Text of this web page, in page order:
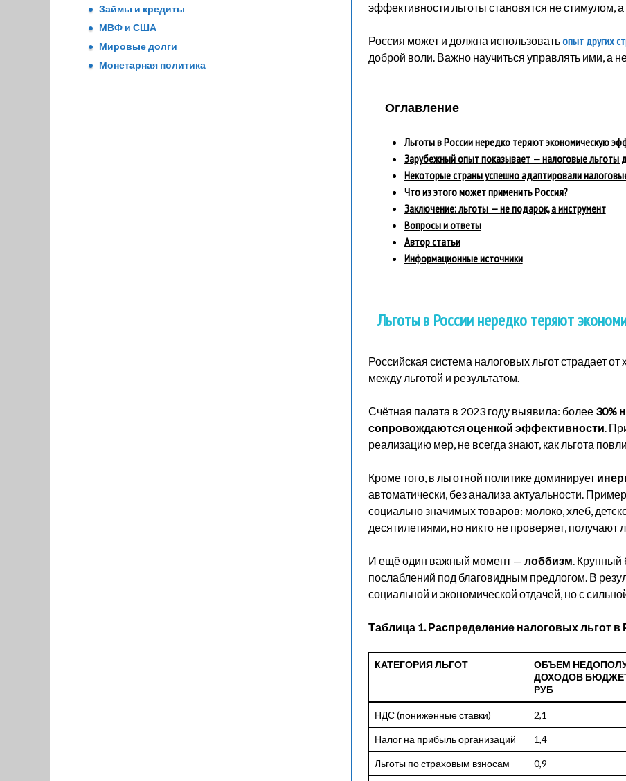
эффективности льготы становятся не стимулом, а
Россия может и должна использоватьопыт других
доброй воли. Важно научиться управлять ими, а
Оглавление
Льготы в России нередко теряют экономическую
Зарубежный опыт показывает — налоговые льготы
Некоторые страны успешно адаптировали
Что из этого может применить Россия?
Заключение: льготы — не подарок, а инструмент
Вопросы и ответы
Автор статьи
Информационные источники
Льготы в России нередко теряют
Российская система налоговых льгот страдает
между льготой и результатом.
Счётная палата в 2023 году выявила: более 30%
сопровождаются оценкой эффективности.
реализацию мер, не всегда знают, как льгота
Кроме того, в льготной политике доминирует
автоматически, без анализа актуальности.
социально значимых товаров: молоко, хлеб,
десятилетиями, но никто не проверяет, получают
И ещё один важный момент — лоббизм. Крупный
послаблений под благовидным предлогом. В
социальной и экономической отдачей, но с
Таблица 1. Распределение налоговых льгот в
КАТЕГОРИЯ ЛЬГОТ
ОБЪЕМ
ДОХОДОВ
РУБ
НДС (пониженные ставки) 2,1
Налог на прибыль организаций 1,4
Льготы по страховым взносам 0,9
Займы и кредиты
МВФ и США
Мировые долги
Монетарная политика